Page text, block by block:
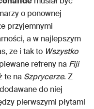
o ponownej
przyjemnymi
a w najlepszym
ze i tak to Wszystko
refreny na Fiji
te na Szprycerze. Z
do niej
pierwszymi płytami